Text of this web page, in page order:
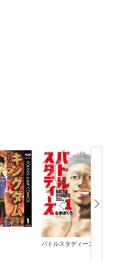
バトルスタディーズ